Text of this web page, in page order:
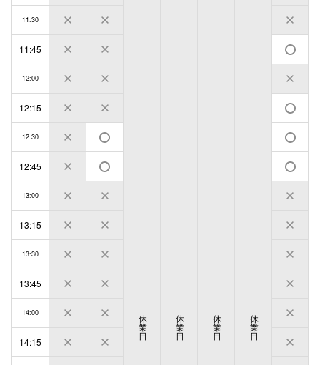
休
業
日
休
業
日
休
業
日
休
業
日
11:30
11:45
12:00
12:15
12:30
12:45
13:00
13:15
13:30
13:45
14:00
14:15